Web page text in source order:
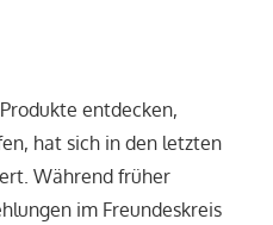
entdecken,
hat sich in den letzten
Während früher
im Freundeskreis